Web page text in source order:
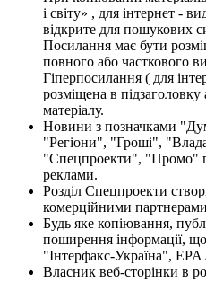
і світу» , для інтернет -
відкрите для пошукових
Посилання має бути
повного або часткового
Гіперпосилання ( для
розміщена в
матеріалу.
Новини з позначками
"Регіони", "Гроші",
"Спецпроекти", "Промо"
реклами.
Розділ Спецпроекти
комерційними
Будь яке копіювання,
поширення інформації,
"Інтерфакс-Україна",
Власник веб-сторінки в